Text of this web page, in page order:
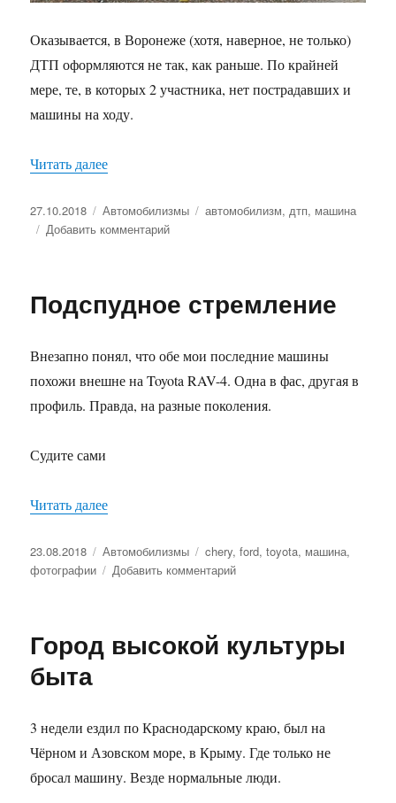
Оказывается, в Воронеже (хотя, наверное, не только)
ДТП оформляются не так, как раньше. По крайней
мере, те, в которых 2 участника, нет пострадавших и
машины на ходу.
Читать далее
Опубликовано
27.10.2018 Рубрики
Автомобилизмы Метки
автомобилизм,дтп, машина
Добавить комментарий
по-
Подспудное стремление
Внезапно понял, что обе мои последние машины
похожи внешне на Toyota RAV-4. Одна в фас, другая в
профиль. Правда, на разные поколения.
Судите сами
Читать далее
Опубликовано
23.08.2018 Рубрики
Автомобилизмы Метки
chery,ford,toyota, машина,
фотографии
Добавить комментарий
Город высокой культуры
быта
3 недели ездил по Краснодарскому краю, был на
Чёрном и Азовском море, в Крыму. Где только не
бросал машину. Везде нормальные люди.